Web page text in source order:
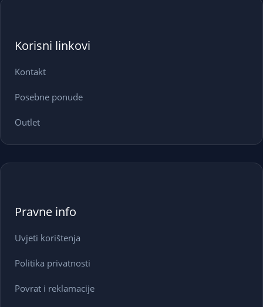
Korisni linkovi
Kontakt
Posebne ponude
Outlet
Pravne info
Uvjeti korištenja
Politika privatnosti
Povrat i reklamacije